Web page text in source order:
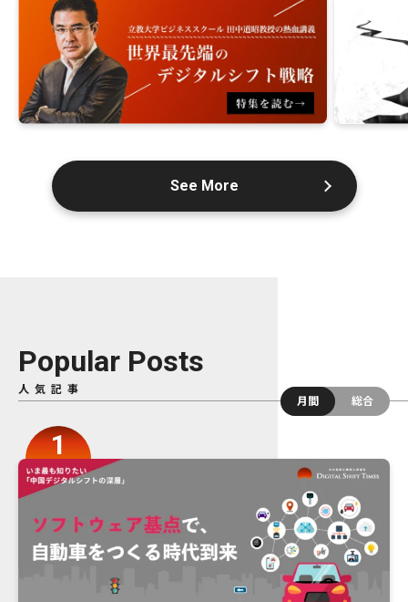
See More
Popular Posts
人気記事
月間
総合